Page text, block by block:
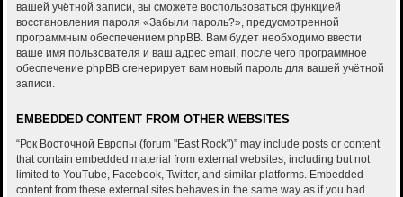
вашей учётной записи, вы сможете воспользоваться функцией
восстановления пароля «Забыли пароль?», предусмотренной
программным обеспечением phpBB. Вам будет необходимо ввести
ваше имя пользователя и ваш адрес email, после чего программное
обеспечение phpBB сгенерирует вам новый пароль для вашей учётной
записи.
EMBEDDED CONTENT FROM OTHER WEBSITES
“Рок Восточной Европы (forum "East Rock")” may include posts or content
that contain embedded material from external websites, including but not
limited to YouTube, Facebook, Twitter, and similar platforms. Embedded
content from these external sites behaves in the same way as if you had